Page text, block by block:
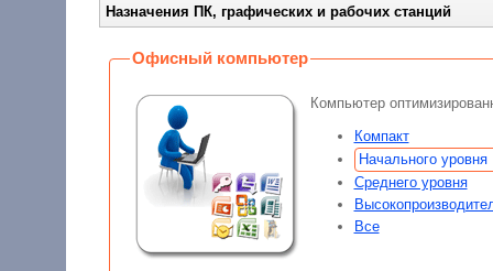
Назначения ПК, графических и рабочих станций
Офисный компьютер
Компьютер
Компакт
Начального уровня
Среднего уровня
Все